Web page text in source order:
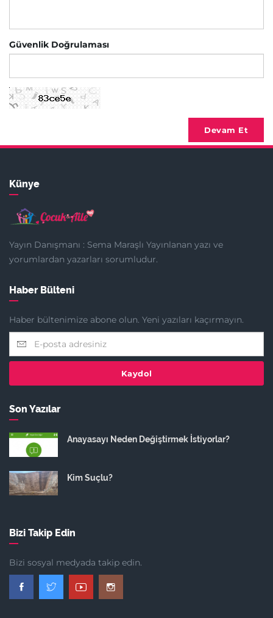
Güvenlik Doğrulaması
Devam Et
Künye
Yayın Danışmanı : Sema Maraşlı Yayınlanan yazı ve
yorumlardan yazarları sorumludur.
Haber Bülteni
Haber bültenimize abone olun. Yeni yazıları kaçırmayın.
Kaydol
Son Yazılar
Anayasayı Neden Değiştirmek İstiyorlar?
Kim Suçlu?
Bizi Takip Edin
Bizi sosyal medyada takip edin.